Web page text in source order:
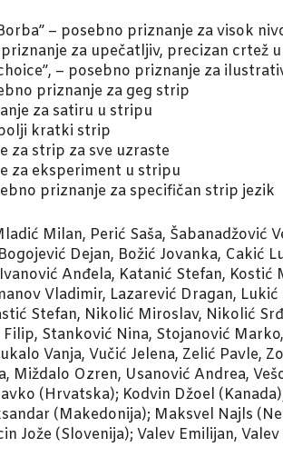
– posebno priznanje za visok
za upečatljiv, precizan crtež
– posebno priznanje za
priznanje za geg strip
za satiru u stripu
kratki strip
za strip za sve uzraste
za eksperiment u stripu
priznanje za specifičan strip jezik
Milan, Perić Saša, Šabanadžović
Dejan, Božić Jovanka, Cakić
Anđela, Katanić Stefan, Kostić
Vladimir, Lazarević Dragan,
Stefan, Nikolić Miroslav, Nikolić
Stanković Nina, Stojanović
Vanja, Vučić Jelena, Zelić Pavle,
Ozren, Usanović Andrea,
(Hrvatska); Kodvin Džoel
(Makedonija); Maksvel Najls
Jože (Slovenija); Valev Emilijan,